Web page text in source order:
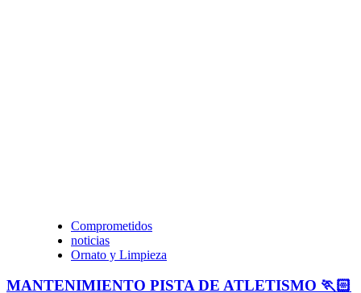
Comprometidos
noticias
Ornato y Limpieza
MANTENIMIENTO PISTA DE ATLETISMO 🏃🏻